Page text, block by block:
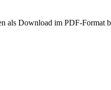
als Download im PDF-Format